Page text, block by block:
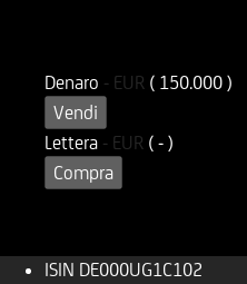
Denaro - EUR ( 150.000 )
Vendi
Lettera - EUR ( - )
Compra
ISIN DE000UG1C102